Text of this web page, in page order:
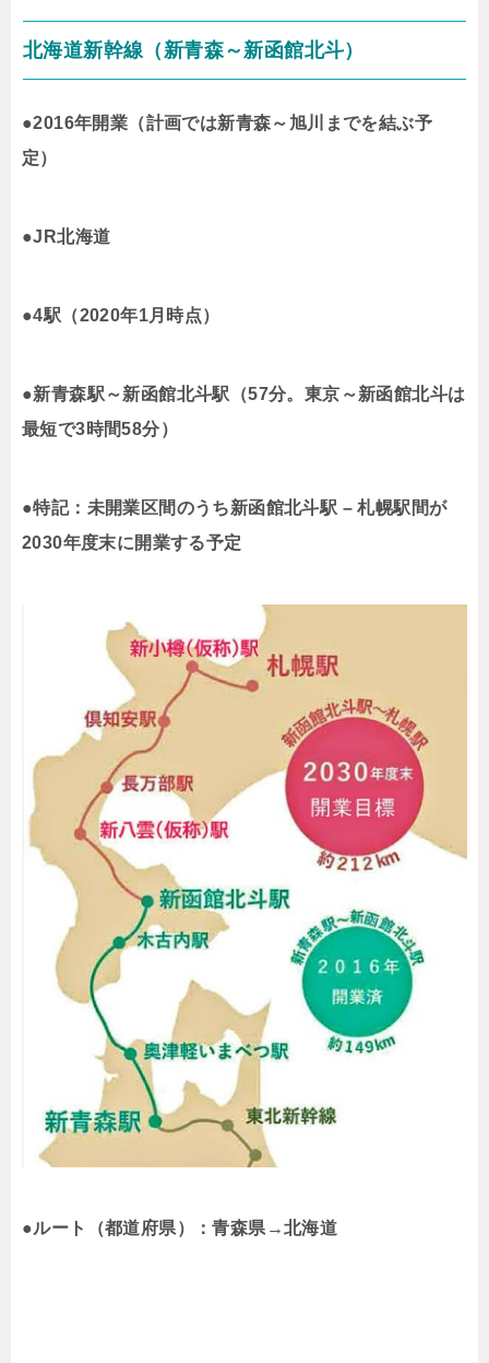
北海道新幹線（新青森～新函館北斗）
●2016年開業（計画では新青森～旭川までを結ぶ予
定）
●JR北海道
●4駅（2020年1月時点）
●新青森駅～新函館北斗駅（57分。東京～新函館北斗は
最短で3時間58分）
●特記：未開業区間のうち新函館北斗駅 – 札幌駅間が
2030年度末に開業する予定
●ルート（都道府県）：青森県→北海道